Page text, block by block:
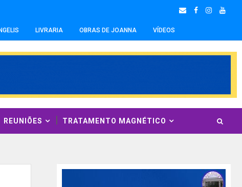
LIVRARIA OBRAS DE JOANNA VÍDEOS
REUNIÕES TRATAMENTO MAGNÉTICO